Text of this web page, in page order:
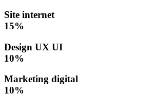
Site internet
15%
Design UX UI
10%
Marketing digital
10%